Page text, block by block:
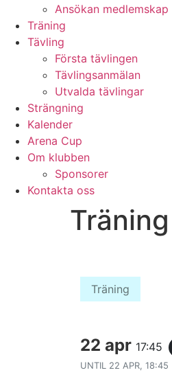
Ansökan medlemskap
Träning
Tävling
Första tävlingen
Tävlingsanmälan
Utvalda tävlingar
Strängning
Kalender
Arena Cup
Om klubben
Sponsorer
Kontakta oss
Träning
22 apr 17:45
UNTIL 22 APR, 18:45